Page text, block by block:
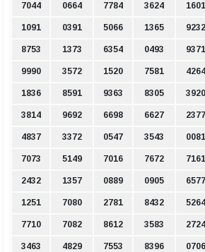
7044 0664 7784 3624 1601
1091 0391 5066 1365 9232
8753 1373 6354 0493 9371
9990 3572 1520 7581 4264
1836 8591 9363 8305 3920
3814 9692 6698 6627 2377
4837 3372 0547 3543 0081
7073 5149 7016 7672 7161
2432 1357 0889 0905 6577
1251 7080 2781 8432 5264
7710 7082 8612 3583 2724
3463 4829 7553 8396 0706